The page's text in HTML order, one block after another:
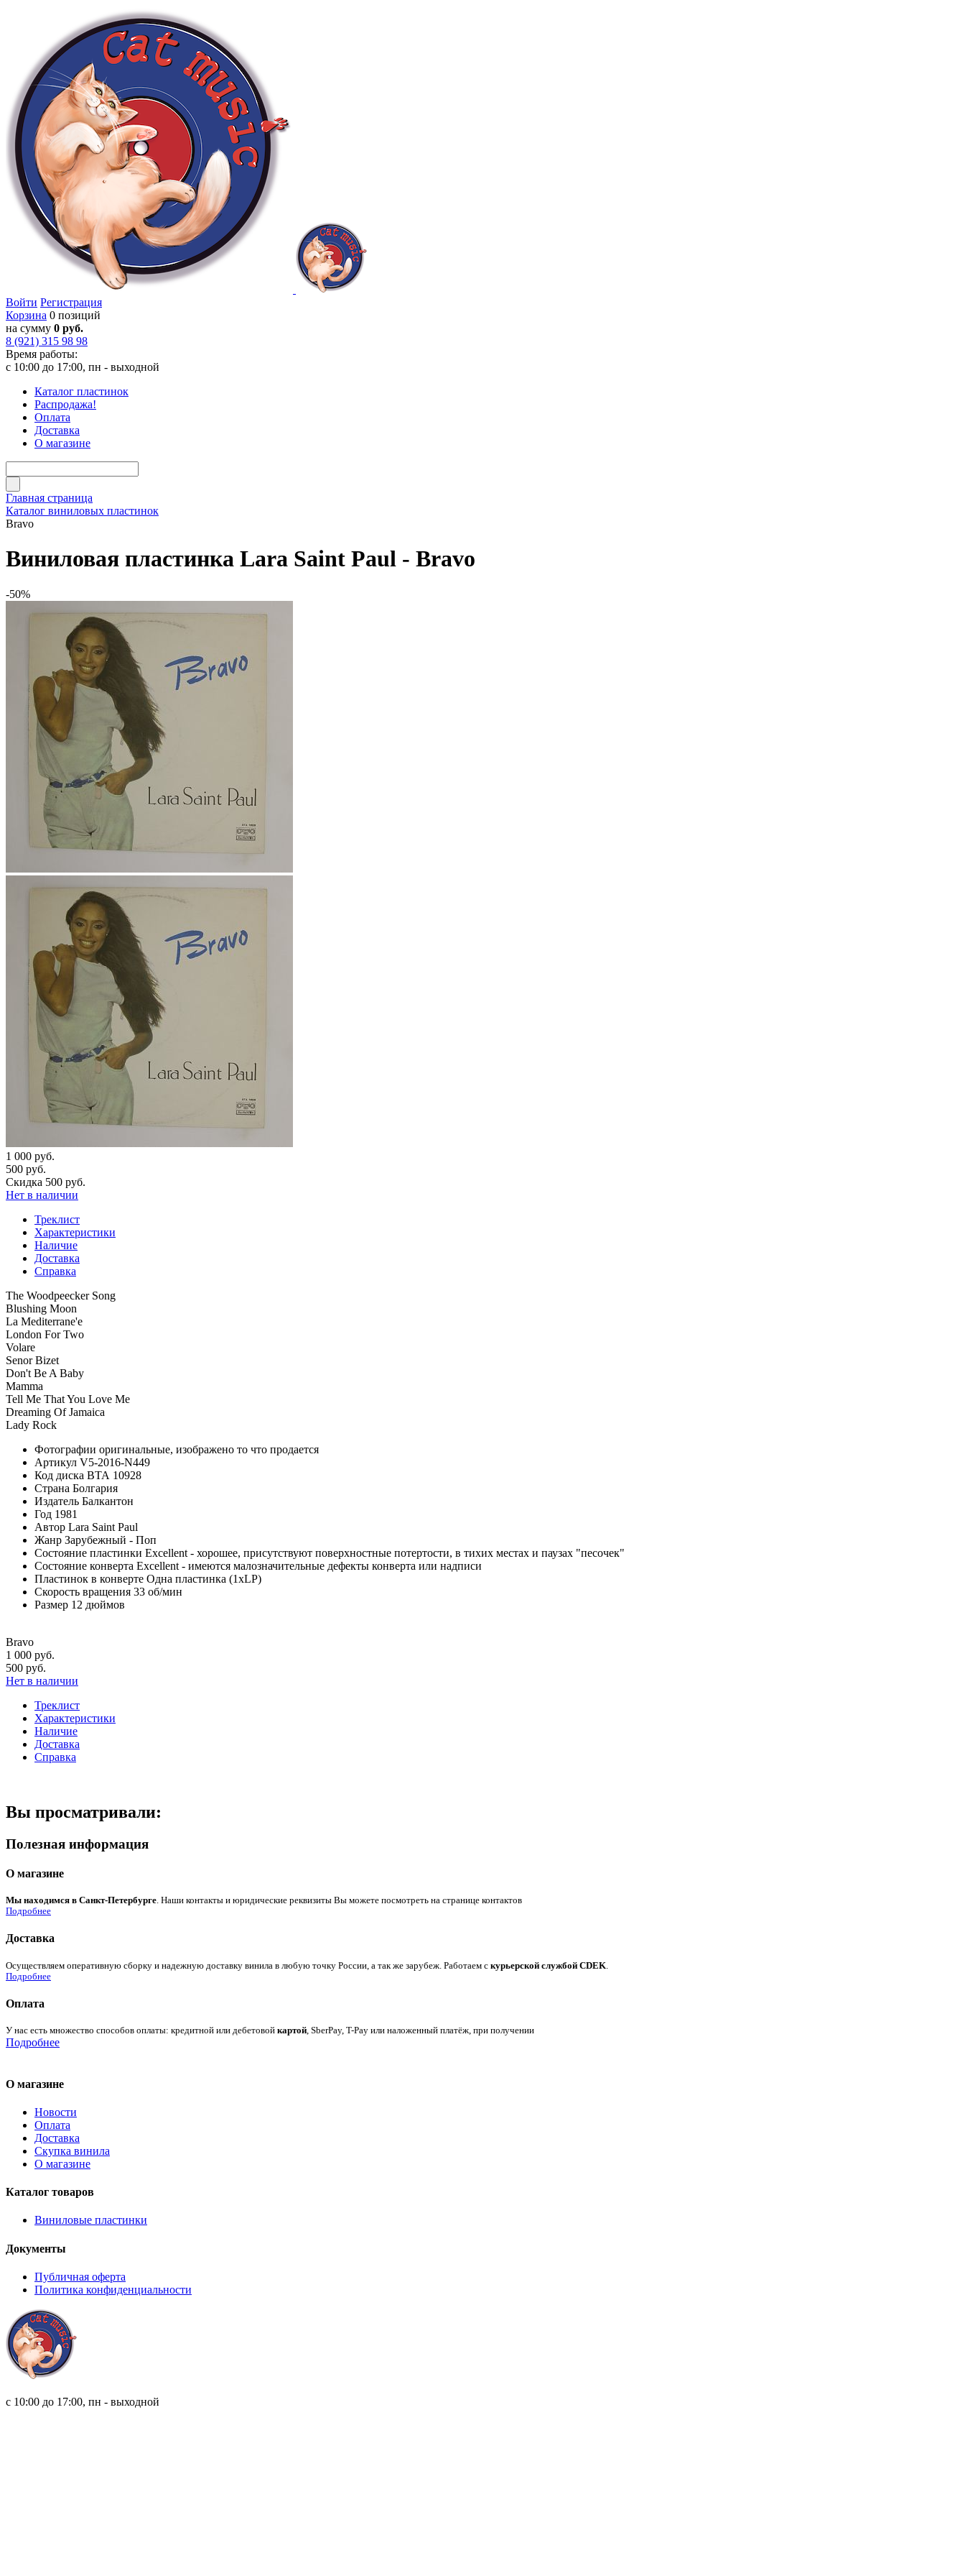
Войти Регистрация
Корзина 0 позиций
на сумму 0 руб.
8 (921) 315 98 98
Время работы:
с 10:00 до 17:00, пн - выходной
Каталог пластинок
Распродажа!
Оплата
Доставка
О магазине
Главная страница
Каталог виниловых пластинок
Bravo
Виниловая пластинка Lara Saint Paul - Bravo
-50%
1 000 руб.
500 руб.
Скидка 500 руб.
Нет в наличии
Треклист
Характеристики
Наличие
Доставка
Справка
The Woodpeecker Song
Blushing Moon
La Mediterrane'e
London For Two
Volare
Senor Bizet
Don't Be A Baby
Mamma
Tell Me That You Love Me
Dreaming Of Jamaica
Lady Rock
Фотографии оригинальные, изображено то что продается
Артикул V5-2016-N449
Код диска ВТА 10928
Страна Болгария
Издатель Балкантон
Год 1981
Автор Lara Saint Paul
Жанр Зарубежный - Поп
Состояние пластинки Excellent - хорошее, присутствуют поверхностные потертости, в тихих местах и паузах "песочек"
Состояние конверта Excellent - имеются малозначительные дефекты конверта или надписи
Пластинок в конверте Одна пластинка (1xLP)
Скорость вращения 33 об/мин
Размер 12 дюймов
Bravo
1 000 руб.
500 руб.
Нет в наличии
Треклист
Характеристики
Наличие
Доставка
Справка
Вы просматривали:
Полезная информация
О магазине
Мы находимся в Санкт-Петербурге. Наши контакты и юридические реквизиты Вы можете посмотреть на странице контактов
Подробнее
Доставка
Осуществляем оперативную сборку и надежную доставку винила в любую точку России, а так же зарубеж. Работаем с курьерской службой CDEK
Подробнее
Оплата
У нас есть множество способов оплаты: кредитной или дебетовой картой, SberPay, T-Pay или наложенный платёж, при получении
Подробнее
О магазине
Новости
Оплата
Доставка
Скупка винила
О магазине
Каталог товаров
Виниловые пластинки
Документы
Публичная оферта
Политика конфиденциальности
с 10:00 до 17:00, пн - выходной